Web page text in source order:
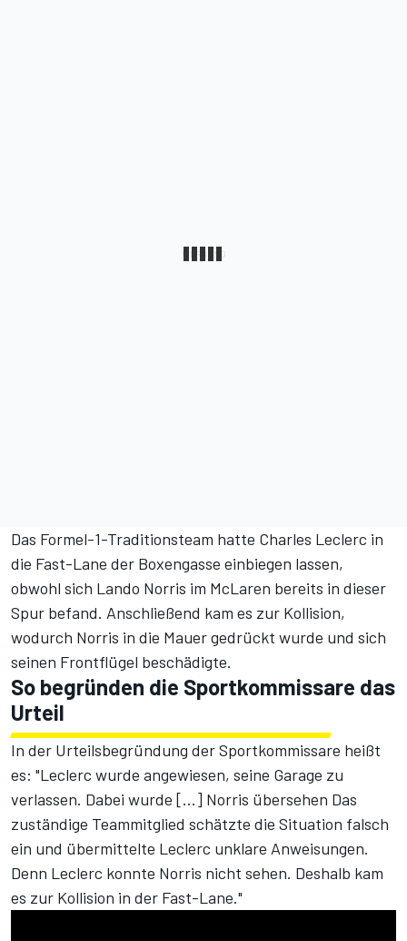
Das Formel-1-Traditionsteam hatte Charles Leclerc in
die Fast-Lane der Boxengasse einbiegen lassen,
obwohl sich Lando Norris im McLaren bereits in dieser
Spur befand. Anschließend kam es zur Kollision,
wodurch Norris in die Mauer gedrückt wurde und sich
seinen Frontflügel beschädigte.
So begründen die Sportkommissare das
Urteil
In der Urteilsbegründung der Sportkommissare heißt
es: "Leclerc wurde angewiesen, seine Garage zu
verlassen. Dabei wurde [...] Norris übersehen Das
zuständige Teammitglied schätzte die Situation falsch
ein und übermittelte Leclerc unklare Anweisungen.
Denn Leclerc konnte Norris nicht sehen. Deshalb kam
es zur Kollision in der Fast-Lane."